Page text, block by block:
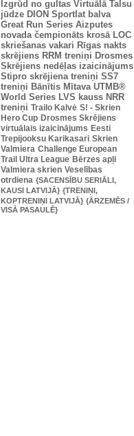
Izgrūd no gultas Virtuālā Talsu
jūdze DION Sportlat balva
Great Run Series Aizputes
novada čempionāts krosā LOC
skriešanas vakari Rīgas nakts
skrējiens RRM treniņi Drosmes
Skrējiens nedēļas izaicinājums
Stipro skrējiena treniņi SS7
treniņi Bānītis Mītava UTMB®
World Series LVS kauss NRR
treniņi Trailo Kalvė S! - Skrien
Hero Cup Drosmes Skrējiens
virtuālais izaicinājums Eesti
Trepijooksu Karikasari Skrien
Valmiera Challenge European
Trail Ultra League Bērzes apļi
Valmiera skrien Veselības
otrdiena {SACENSĪBU SERIĀLI,
KAUSI LATVIJĀ} {TRENIŅI,
KOPTRENIŅI LATVIJĀ} {ĀRZEMĒS /
VISĀ PASAULĒ}